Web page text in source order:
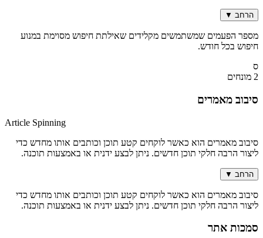
הרחב ▼
מספר הפעמים שמשתמשים מקלידים שאילתת חיפוש מסוימת במנוע
חיפוש בכל חודש.
ס
2 מונחים
סיבוב מאמרים
Article Spinning
סיבוב מאמרים הוא כאשר לוקחים קטע תוכן וכותבים אותו מחדש כדי
ליצור הרבה חלקי תוכן חדשים. ניתן לבצע ידנית או באמצעות תוכנה.
הרחב ▼
סיבוב מאמרים הוא כאשר לוקחים קטע תוכן וכותבים אותו מחדש כדי
ליצור הרבה חלקי תוכן חדשים. ניתן לבצע ידנית או באמצעות תוכנה.
סמכות אתר